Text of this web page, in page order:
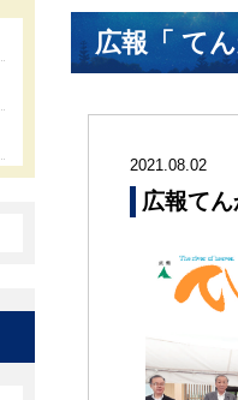
広報「 て
2021.08.02
広報て